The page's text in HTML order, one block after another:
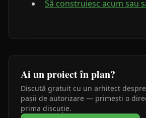
Să construiesc acum sau
Ai un proiect în plan?
Discută gratuit cu un arhitect
pașii de autorizare — primești o
prima discuție.